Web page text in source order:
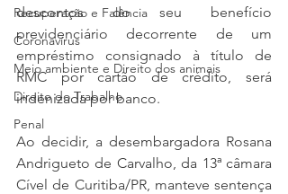
Recuperação e Falência
Coronavírus
Meio ambiente e Direito dos animais
Direito do Trabalho
Penal
descontos do seu benefício
previdenciário decorrente de um
empréstimo consignado à título de
RMC por cartão de crédito, será
indenizada por banco.
Ao decidir, a desembargadora Rosana
Andrigueto de Carvalho, da 13ª câmara
Cível de Curitiba/PR, manteve sentença